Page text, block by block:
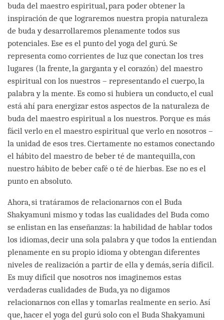
buda del maestro espiritual, para poder obtener la
inspiración de que lograremos nuestra propia naturaleza
de buda y desarrollaremos plenamente todos sus
potenciales. Ese es el punto del yoga del gurú. Se
representa como corrientes de luz que conectan los tres
lugares (la frente, la garganta y el corazón) del maestro
espiritual con los nuestros – representando el cuerpo, la
palabra y la mente. Es como si hubiera un conducto, el cual
está ahí para energizar estos aspectos de la naturaleza de
buda del maestro espiritual a los nuestros. Porque es más
fácil verlo en el maestro espiritual que verlo en nosotros –
la unidad de esos tres. Ciertamente no estamos conectando
el hábito del maestro de beber té de mantequilla, con
nuestro hábito de beber café o té de hierbas. Ese no es el
punto en absoluto.
Ahora, si tratáramos de relacionarnos con el Buda
Shakyamuni mismo y todas las cualidades del Buda como
se enlistan en las enseñanzas: la habilidad de hablar todos
los idiomas, decir una sola palabra y que todos la entiendan
plenamente en su propio idioma y obtengan diferentes
niveles de realización a partir de ella y demás, sería difícil.
Es muy difícil que nosotros nos imaginemos estas
verdaderas cualidades de Buda, ya no digamos
relacionarnos con ellas y tomarlas realmente en serio. Así
que, hacer el yoga del gurú solo con el Buda Shakyamuni